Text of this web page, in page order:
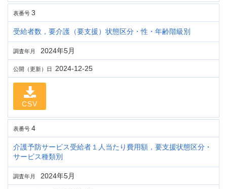
表番号 3
受給者数，要介護（要支援）状態区分・性・年齢階級別
調査年月 2024年5月
公開（更新）日 2024-12-25
CSV
表番号 4
介護予防サービス受給者１人当たり費用額，要支援状態区分・
サービス種類別
調査年月 2024年5月